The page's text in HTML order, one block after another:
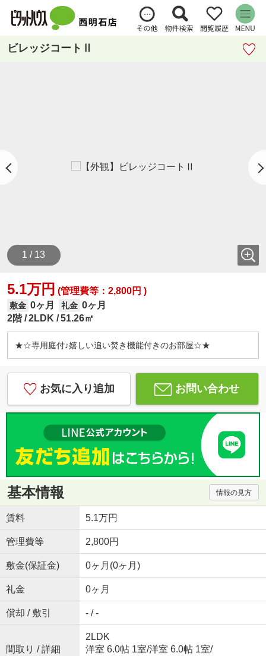
ビレッジコートⅡ
1 / 13
5.1万円 (管理費等：2,800円 )
敷金 0ヶ月 礼金 0ヶ月
2階 2LDK 51.26㎡
★☆専用庭付♪嬉しい追い焚き機能付きのお部屋☆★
お気に入り追加 お問い合わせ
基本情報 情報の見方
賃料 5.1万円
管理費等 2,800円
敷金(保証金) 0ヶ月(0ヶ月)
礼金 0ヶ月
償却 / 敷引 - / -
間取り / 詳細
2LDK
洋室 6.0帖 1室/洋室 6.0帖 1室/